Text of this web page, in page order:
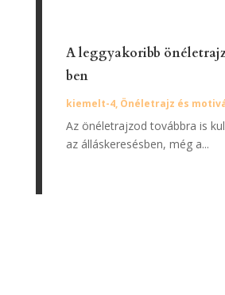
A leggyakoribb
ben
kiemelt-4, Önéletrajz és
Az önéletrajzod továbbra is
az álláskeresésben, még a...